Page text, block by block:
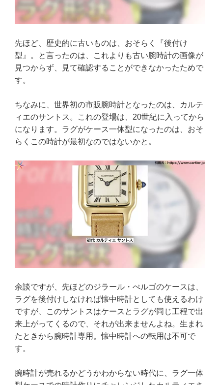
先ほど、歴史的に古いものは、おそらく『後付け
型』。と言ったのは、これよりも古い腕時計の画像が
見つからず、見て確認することができなかったためで
す。
ちなみに、世界初の市販腕時計となったのは、カルテ
ィエのサントス。これの登場は、20世紀に入ってから
になります。ラグがケース一体型になったのは、おそ
らくこの時計が最初なのではないかと。
余談ですが、先ほどのジラール・ぺルゴのケースは、
ラグを後付けしなければ懐中時計としても使えるわけ
ですが、このサントスはケースとラグが同じ工程で出
来上がってくるので、それが出来ませんよね。生まれ
たときから腕時計専用。懐中時計への転用は不可で
す。
腕時計が売れるかどうかわからない時代に、ラグ一体